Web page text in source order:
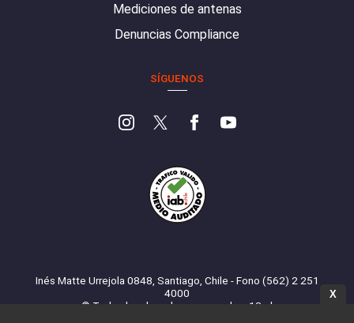
Mediciones de antenas
Denuncias Compliance
SÍGUENOS
Inés Matte Urrejola 0848, Santiago, Chile - Fono (562) 2 251
4000
© Todos los derechos reservados. 13.cl
X